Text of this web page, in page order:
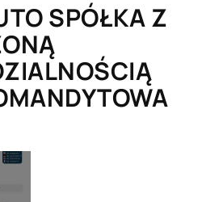
SPÓŁKA Z